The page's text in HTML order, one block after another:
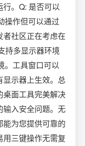
。Q: 是否可以
操作但可以通过
社区正在考虑在
持多显示器环境
。工具窗口可以
示器上生效。总
面工具完美解决
输入安全问题。无
为您提供可靠的
三键操作无需复